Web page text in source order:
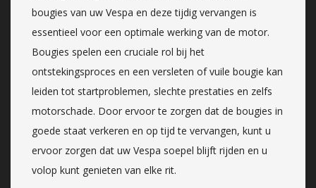
bougies van uw Vespa en deze tijdig vervangen is
essentieel voor een optimale werking van de motor.
Bougies spelen een cruciale rol bij het
ontstekingsproces en een versleten of vuile bougie kan
leiden tot startproblemen, slechte prestaties en zelfs
motorschade. Door ervoor te zorgen dat de bougies in
goede staat verkeren en op tijd te vervangen, kunt u
ervoor zorgen dat uw Vespa soepel blijft rijden en u
volop kunt genieten van elke rit.